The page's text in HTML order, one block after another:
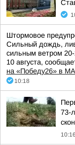
Штормовое
Сильный дождь,
сильным ветром
10 августа,
на «Победу26» в
10:18
73-
10:16